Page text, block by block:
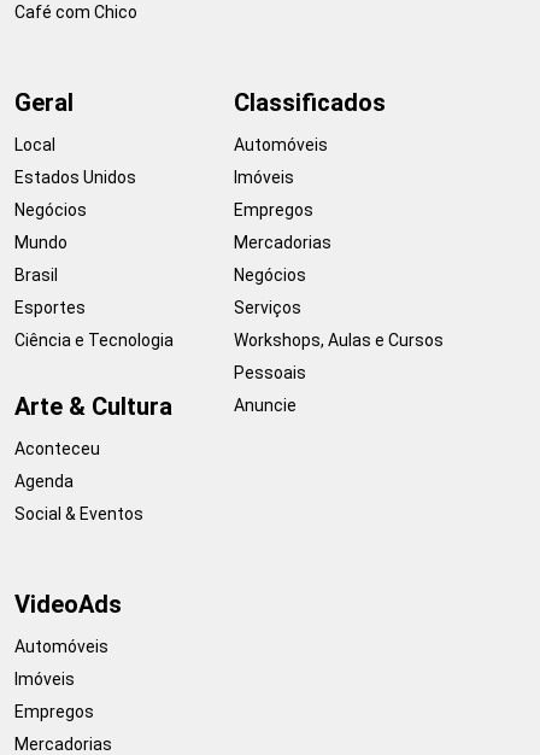
Café com Chico
Geral
Local
Estados Unidos
Negócios
Mundo
Brasil
Esportes
Ciência e Tecnologia
Arte & Cultura
Aconteceu
Agenda
Social & Eventos
Classificados
Automóveis
Imóveis
Empregos
Mercadorias
Negócios
Serviços
Workshops, Aulas e Cursos
Pessoais
Anuncie
VideoAds
Automóveis
Imóveis
Empregos
Mercadorias